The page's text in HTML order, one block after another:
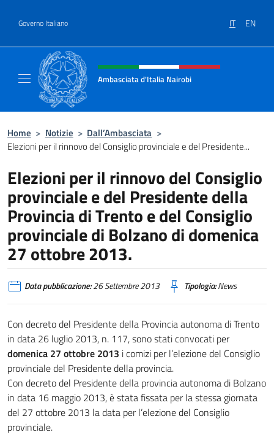
Governo Italiano IT EN
Intestazione sito, social e menù
Ambasciata d'Italia Nairobi
Home > Notizie > Dall’Ambasciata >
Elezioni per il rinnovo del Consiglio provinciale e del Presidente...
Elezioni per il rinnovo del Consiglio
provinciale e del Presidente della
Provincia di Trento e del Consiglio
provinciale di Bolzano di domenica
27 ottobre 2013.
Data pubblicazione:26 Settembre 2013 Tipologia:News
Con decreto del Presidente della Provincia autonoma di Trento
in data 26 luglio 2013, n. 117, sono stati convocati per
domenica 27 ottobre 2013 i comizi per l’elezione del Consiglio
provinciale del Presidente della provincia.
Con decreto del Presidente della provincia autonoma di Bolzano
in data 16 maggio 2013, è stata fissata per la stessa giornata
del 27 ottobre 2013 la data per l’elezione del Consiglio
provinciale.